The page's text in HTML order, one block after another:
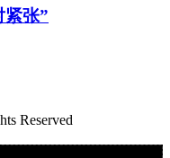
紧张”
Reserved